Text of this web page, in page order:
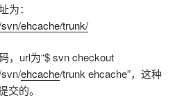
为：
ehcache/trunk/
，url为“$ svn checkout
ehcache/trunk ehcache”，这种
交的。